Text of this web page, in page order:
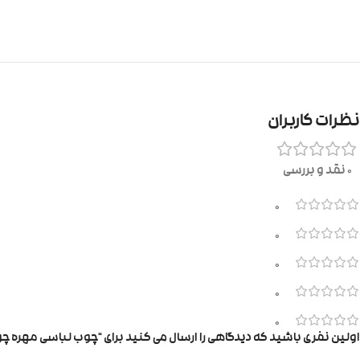
نظرات کاربران
0 نقد و بررسی
0
0
0
0
0
اولین نفری باشید که دیدگاهی را ارسال می کنید برای “چوب لباسی مهره